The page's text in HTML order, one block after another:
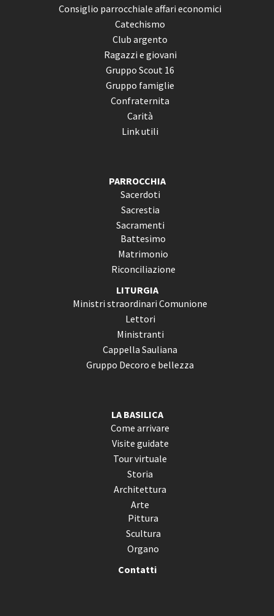
Consiglio parrocchiale affari economici
Catechismo
Club argento
Ragazzi e giovani
Gruppo Scout 16
Gruppo famiglie
Confraternita
Carità
Link utili
PARROCCHIA
Sacerdoti
Sacrestia
Sacramenti
Battesimo
Matrimonio
Riconciliazione
LITURGIA
Ministri straordinari Comunione
Lettori
Ministranti
Cappella Sauliana
Gruppo Decoro e bellezza
LA BASILICA
Come arrivare
Visite guidate
Tour virtuale
Storia
Architettura
Arte
Pittura
Scultura
Organo
Contatti